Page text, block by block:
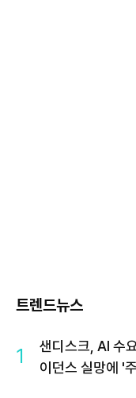
트렌드뉴스
1
샌디스크, AI 수
이던스 실망에 '